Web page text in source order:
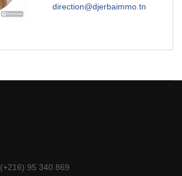
direction@djerbaimmo.tn
(+216) 95 340 869